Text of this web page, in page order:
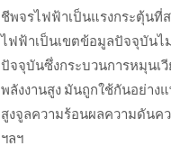
ชีพจรไฟฟ้าเป็นแรงกระตุ้นที่
ไฟฟ้าเป็นเขตข้อมูลปัจจุบันไ
ปัจจุบันซึ่งกระบวนการหมุนเ
พลังงานสูง มันถูกใช้กันอย่าง
สูงจูลความร้อนผลความดันค
ฯลฯ